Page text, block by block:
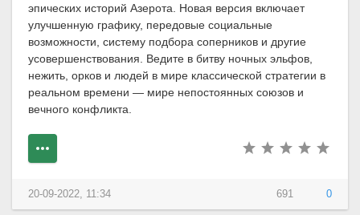
эпических историй Азерота. Новая версия включает
улучшенную графику, передовые социальные
возможности, систему подбора соперников и другие
усовершенствования. Ведите в битву ночных эльфов,
нежить, орков и людей в мире классической стратегии в
реальном времени — мире непостоянных союзов и
вечного конфликта.
691 0
20-09-2022, 11:34